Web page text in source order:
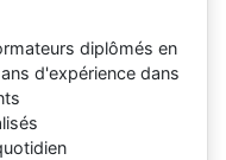
diplômés en
d'expérience dans